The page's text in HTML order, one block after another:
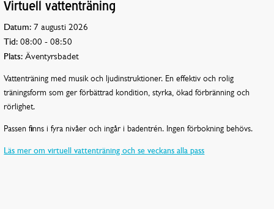
Virtuell vattenträning
Datum: 7 augusti 2026
Tid: 08:00 - 08:50
Plats: Äventyrsbadet
Vattenträning med musik och ljudinstruktioner. En effektiv och rolig
träningsform som ger förbättrad kondition, styrka, ökad förbränning och
rörlighet.
Passen finns i fyra nivåer och ingår i badentrén. Ingen förbokning behövs.
Läs mer om virtuell vattenträning och se veckans alla pass